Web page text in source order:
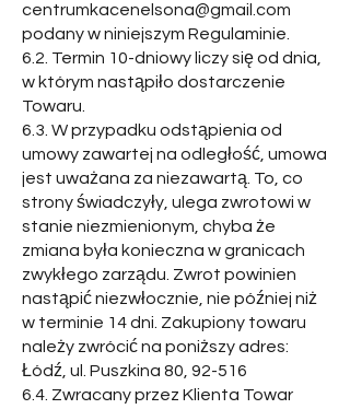
centrumkacenelsona@gmail.com
podany w niniejszym Regulaminie.
6.2. Termin 10-dniowy liczy się od dnia,
w którym nastąpiło dostarczenie
Towaru.
6.3. W przypadku odstąpienia od
umowy zawartej na odległość, umowa
jest uważana za niezawartą. To, co
strony świadczyły, ulega zwrotowi w
stanie niezmienionym, chyba że
zmiana była konieczna w granicach
zwykłego zarządu. Zwrot powinien
nastąpić niezwłocznie, nie później niż
w terminie 14 dni. Zakupiony towaru
należy zwrócić na poniższy adres:
Łódź, ul. Puszkina 80, 92-516
6.4. Zwracany przez Klienta Towar